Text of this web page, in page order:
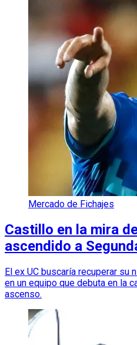
Mercado de Fichajes
Castillo en la mira
ascendido a
El ex UC buscaría recuperar su
en un equipo que debuta en la
ascenso.